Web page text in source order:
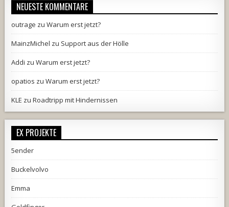
NEUESTE KOMMENTARE
outrage zuWarum erst jetzt?
MainzMichel zu Support aus der Hölle
Addi zuWarum erst jetzt?
opatios zuWarum erst jetzt?
KLE zuRoadtripp mit Hindernissen
EX PROJEKTE
5ender
Buckelvolvo
Emma